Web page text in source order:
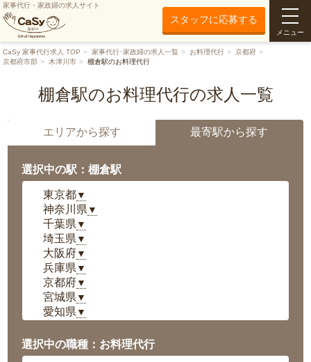
家事代行・家政婦の求人サイト
スタッフに応募する
メニュー
CaSy 家事代行求人 TOP 家事代行･家政婦の求人一覧 お料理代行
京都府
京都府市部
木津川市 棚倉駅のお料理代行
棚倉駅のお料理代行の求人一覧
エリアから探す 最寄駅から探す
選択中の駅：棚倉駅
東京都▼
神奈川県 ▼
千葉県 ▼
埼玉県 ▼
大阪府▼
兵庫県 ▼
京都府▼
宮城県 ▼
愛知県 ▼
岡山県▼
広島県▼
選択中の職種：お料理代行